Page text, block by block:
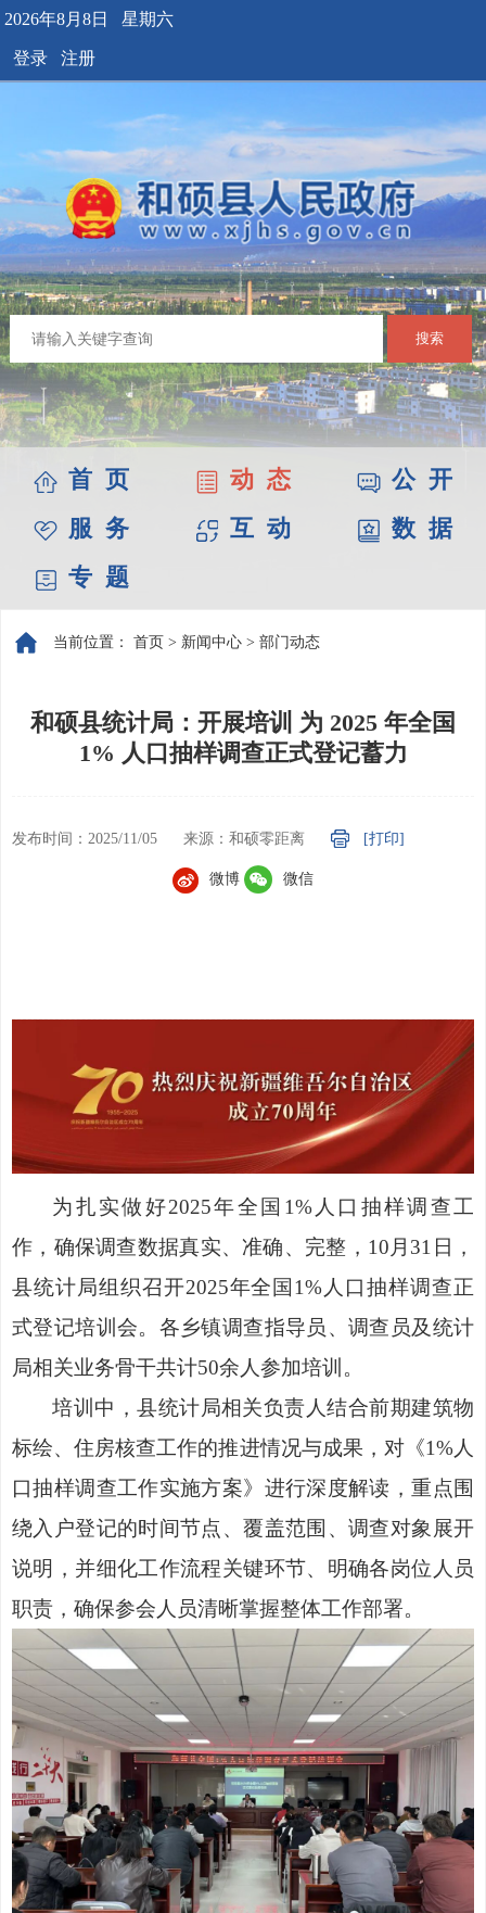
2026年8月8日 星期六
登录 注册
搜索
首 页 动 态
公 开
服 务
互 动
数 据
专 题
当前位置： 首页 > 新闻中心 > 部门动态
和硕县统计局：开展培训 为 2025 年全国
1% 人口抽样调查正式登记蓄力​
发布时间：2025/11/05 来源：和硕零距离 [打印]
微博 微信
为扎实做好2025年全国1%人口抽样调查工
作，确保调查数据真实、准确、完整，10月31日，
县统计局组织召开2025年全国1%人口抽样调查正
式登记培训会。各乡镇调查指导员、调查员及统计
局相关业务骨干共计50余人参加培训。
培训中，县统计局相关负责人结合前期建筑物
标绘、住房核查工作的推进情况与成果，对《1%人
口抽样调查工作实施方案》进行深度解读，重点围
绕入户登记的时间节点、覆盖范围、调查对象展开
说明，并细化工作流程关键环节、明确各岗位人员
职责，确保参会人员清晰掌握整体工作部署。